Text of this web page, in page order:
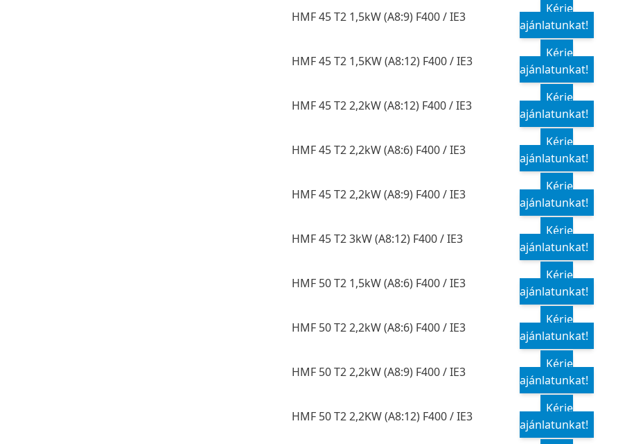
HMF 45 T2 1,5kW (A8:9) F400 / IE3
Kérje
ajánlatunkat!
HMF 45 T2 1,5KW (A8:12) F400 / IE3
Kérje
ajánlatunkat!
HMF 45 T2 2,2kW (A8:12) F400 / IE3
Kérje
ajánlatunkat!
HMF 45 T2 2,2kW (A8:6) F400 / IE3
Kérje
ajánlatunkat!
HMF 45 T2 2,2kW (A8:9) F400 / IE3
Kérje
ajánlatunkat!
HMF 45 T2 3kW (A8:12) F400 / IE3
Kérje
ajánlatunkat!
HMF 50 T2 1,5kW (A8:6) F400 / IE3
Kérje
ajánlatunkat!
HMF 50 T2 2,2kW (A8:6) F400 / IE3
Kérje
ajánlatunkat!
HMF 50 T2 2,2kW (A8:9) F400 / IE3
Kérje
ajánlatunkat!
HMF 50 T2 2,2KW (A8:12) F400 / IE3
Kérje
ajánlatunkat!